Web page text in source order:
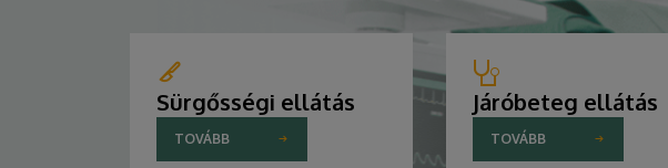
Sürgősségi ellátás
TOVÁBB
Járóbeteg ellátás
TOVÁBB